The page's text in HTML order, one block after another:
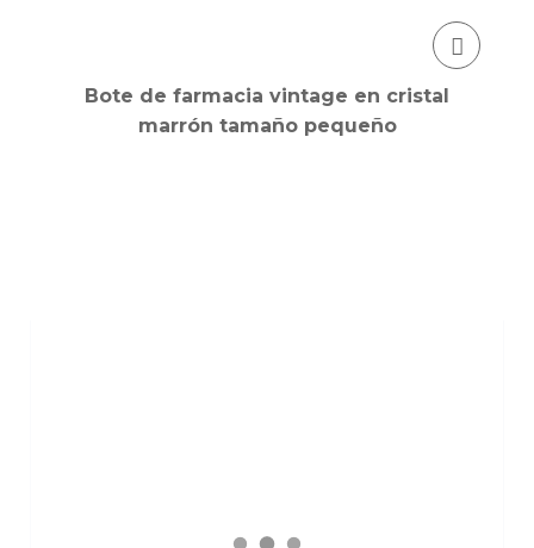
Bote de farmacia vintage en cristal
marrón tamaño pequeño